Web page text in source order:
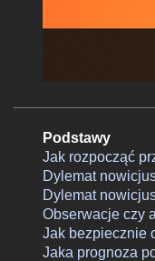
Podstawy
Jak rozpocząć
Dylemat
Dylemat
Obserwacje czy
Jak bezpiecznie
Jaka prognoza